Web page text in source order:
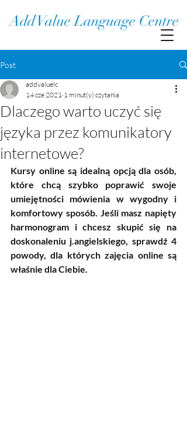
Add Value Language Centre
Post
Dlaczego warto uczyć się
języka przez komunikatory
internetowe?
addvaluelc
14 cze 2021 1 minut(y) czytania
Kursy online są idealną opcją dla osób,
które chcą szybko poprawić swoje
umiejętności mówienia w wygodny i
komfortowy sposób. Jeśli masz napięty
harmonogram i chcesz skupić się na
doskonaleniu j.angielskiego, sprawdź 4
powody, dla których zajęcia online są
właśnie dla Ciebie.